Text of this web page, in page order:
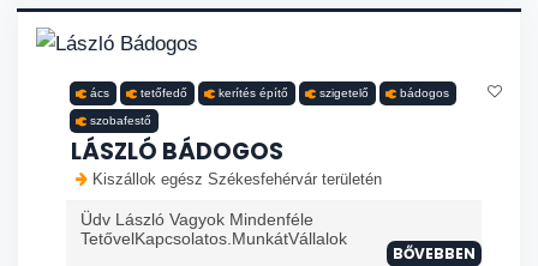
ács tetőfedő kerítés építő szigetelő bádogos
szobafestő
LÁSZLÓ BÁDOGOS
Kiszállok egész Székesfehérvár területén
Üdv László Vagyok Mindenféle
TetővelKapcsolatos.MunkátVállalok
BŐVEBBEN